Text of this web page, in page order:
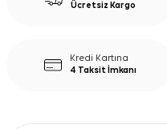
Ücretsiz Kargo
Kredi Kartına
4 Taksit İmkanı